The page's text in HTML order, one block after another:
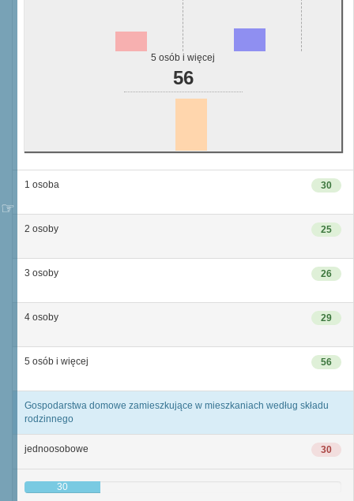
5 osób i więcej
56
30
1 osoba
25
2 osoby
26
3 osoby
29
4 osoby
56
5 osób i więcej
Gospodarstwa domowe zamieszkujące w mieszkaniach według składu
rodzinnego
30
jednoosobowe
30